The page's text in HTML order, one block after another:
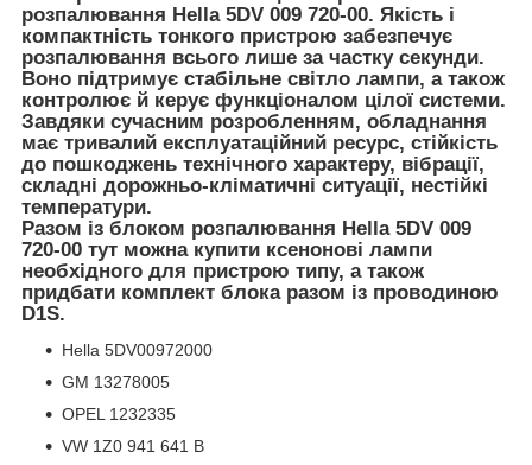
розпалювання Hella 5DV 009 720-00. Якість і
компактність тонкого пристрою забезпечує
розпалювання всього лише за частку секунди.
Воно підтримує стабільне світло лампи, а також
контролює й керує функціоналом цілої системи.
Завдяки сучасним розробленням, обладнання
має тривалий експлуатаційний ресурс, стійкість
до пошкоджень технічного характеру, вібрації,
складні дорожньо-кліматичні ситуації, нестійкі
температури.
Разом із блоком розпалювання Hella 5DV 009
720-00 тут можна купити ксенонові лампи
необхідного для пристрою типу, а також
придбати комплект блока разом із проводиною
D1S.
Hella 5DV00972000
GM 13278005
OPEL 1232335
VW 1Z0 941 641 B